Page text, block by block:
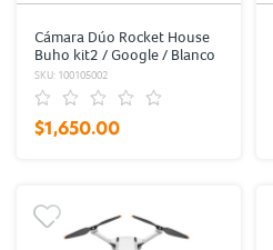
Cámara Dúo Rocket House
Buho kit2 / Google / Blanco
SKU: 100105002
$1,650.00